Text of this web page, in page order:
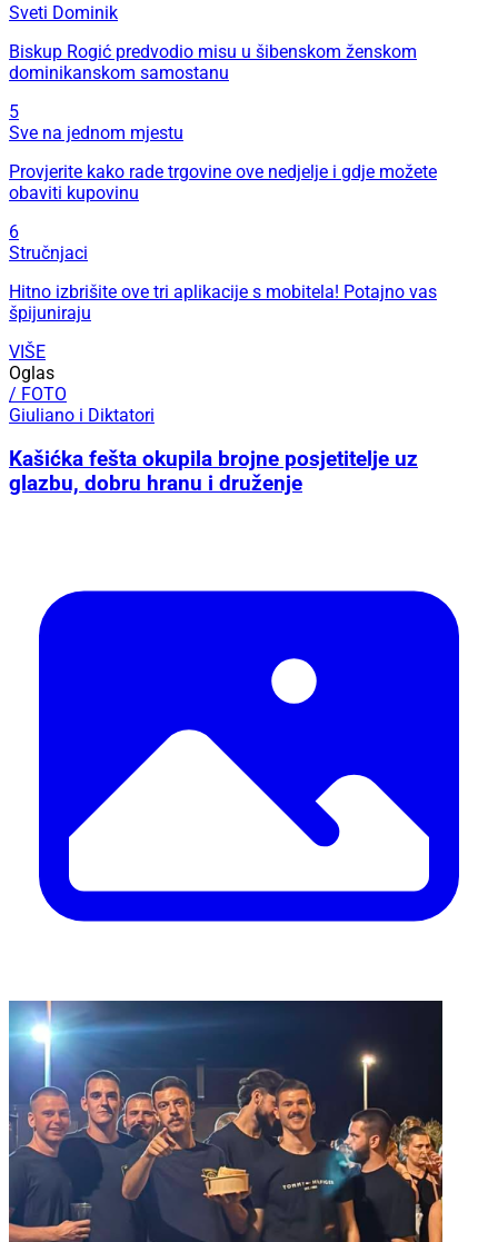
Sveti Dominik
Biskup Rogić predvodio misu u šibenskom ženskom
dominikanskom samostanu
5
Sve na jednom mjestu
Provjerite kako rade trgovine ove nedjelje i gdje možete
obaviti kupovinu
6
Stručnjaci
Hitno izbrišite ove tri aplikacije s mobitela! Potajno vas
špijuniraju
VIŠE
Oglas
/ FOTO
Giuliano i Diktatori
Kašićka fešta okupila brojne posjetitelje uz
glazbu, dobru hranu i druženje